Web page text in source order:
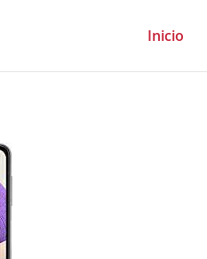
Inicio